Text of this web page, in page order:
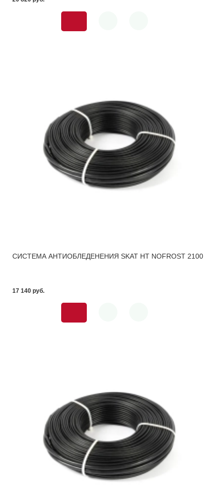
СИСТЕМА АНТИОБЛЕДЕНЕНИЯ SKAT HT NOFROST 2100
17 140 pуб.